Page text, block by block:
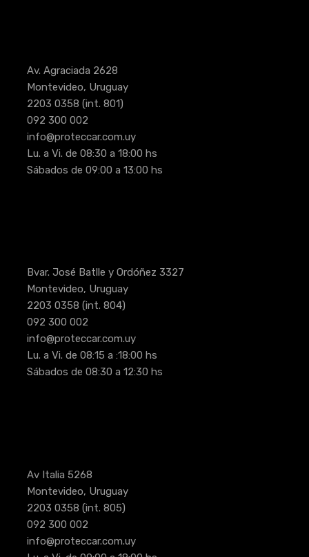
Av. Agraciada 2628
Montevideo, Uruguay
2203 0358 (int. 801)
092 300 002
info@proteccar.com.uy
Lu. a Vi. de 08:30 a 18:00 hs
Sábados de 09:00 a 13:00 hs
Bvar. José Batlle y Ordóñez 3327
Montevideo, Uruguay
2203 0358 (int. 804)
092 300 002
info@proteccar.com.uy
Lu. a Vi. de 08:15 a :18:00 hs
Sábados de 08:30 a 12:30 hs
Av Italia 5268
Montevideo, Uruguay
2203 0358 (int. 805)
092 300 002
info@proteccar.com.uy